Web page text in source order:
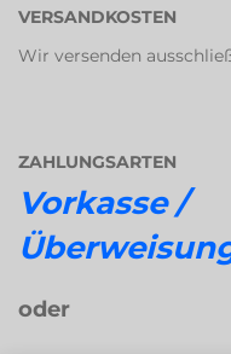
VERSANDKOSTEN
Wir versenden
ZAHLUNGSARTEN
Vorkasse /
oder